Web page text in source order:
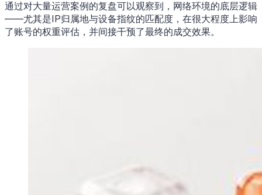
通过对大量运营案例的复盘可以观察到，网络环境的底层逻辑
——尤其是IP归属地与设备指纹的匹配度，在很大程度上影响
了账号的权重评估，并间接干预了最终的成交效果。